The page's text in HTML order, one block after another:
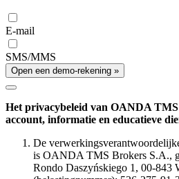
E-mail
SMS/MMS
Open een demo-rekening »
Het privacybeleid van OANDA
account, informatie en educatieve
De
is OANDA TMS Brokers S.A.,
Rondo Daszyńskiego 1, 00-843